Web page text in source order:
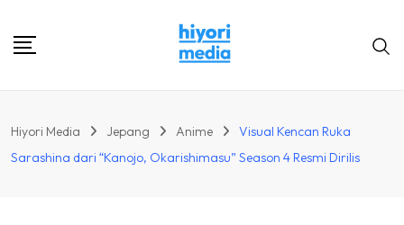
Hiyori Media Jepang Anime
Visual Kencan Ruka
Sarashina dari “Kanojo, Okarishimasu” Season 4 Resmi Dirilis